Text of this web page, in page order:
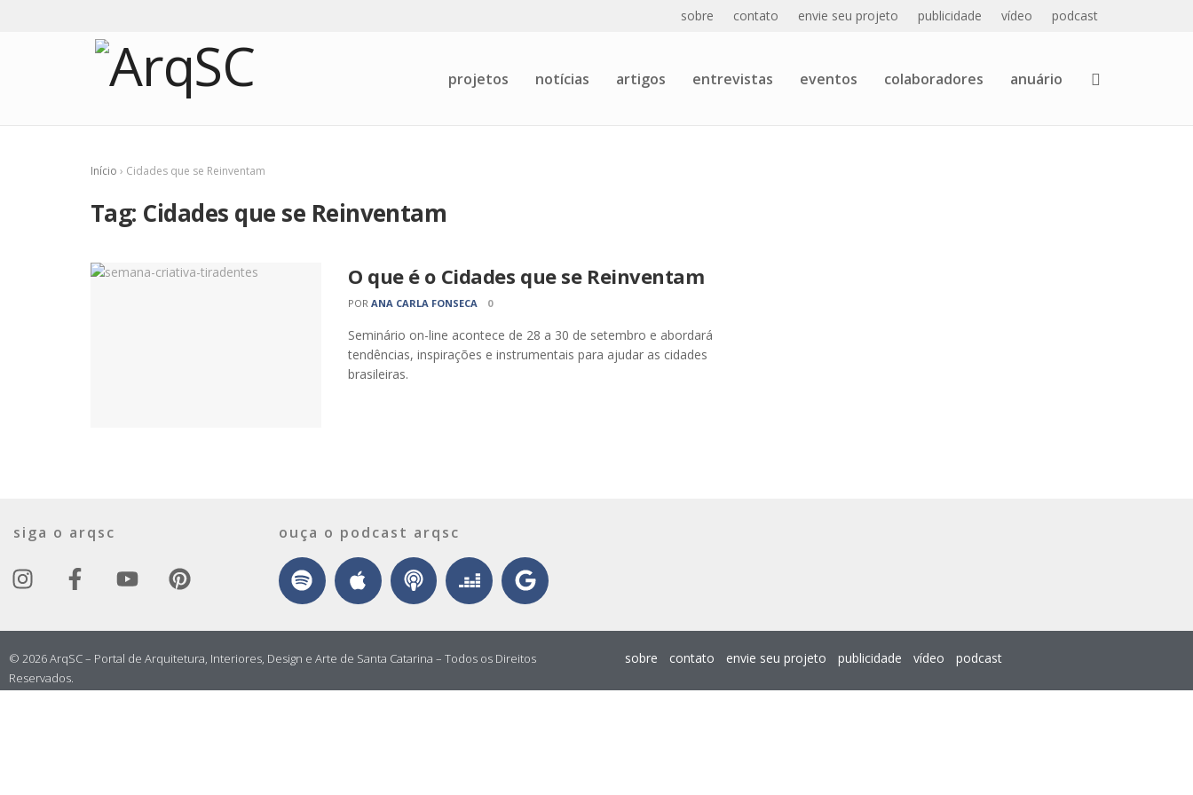
sobre contato envie seu projeto publicidade vídeo podcast
projetos notícias artigos entrevistas eventos colaboradores anuário
Início › Cidades que se Reinventam
Tag: Cidades que se Reinventam
O que é o Cidades que se Reinventam
POR ANA CARLA FONSECA 0
Seminário on-line acontece de 28 a 30 de setembro e abordará
tendências, inspirações e instrumentais para ajudar as cidades
brasileiras.
siga o arqsc ouça o podcast arqsc
© 2026 ArqSC – Portal de Arquitetura, Interiores, Design e Arte de Santa Catarina – Todos os Direitos
Reservados.
sobre contato envie seu projeto publicidade vídeo podcast